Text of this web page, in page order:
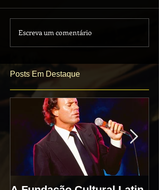
Escreva um comentário
Posts Em Destaque